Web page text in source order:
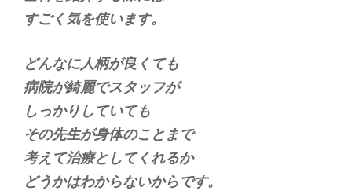
すごく気を使います。
どんなに人柄が良くても
病院が綺麗でスタッフが
しっかりしていても
その先生が身体のことまで
考えて治療としてくれるか
どうかはわからないからです。